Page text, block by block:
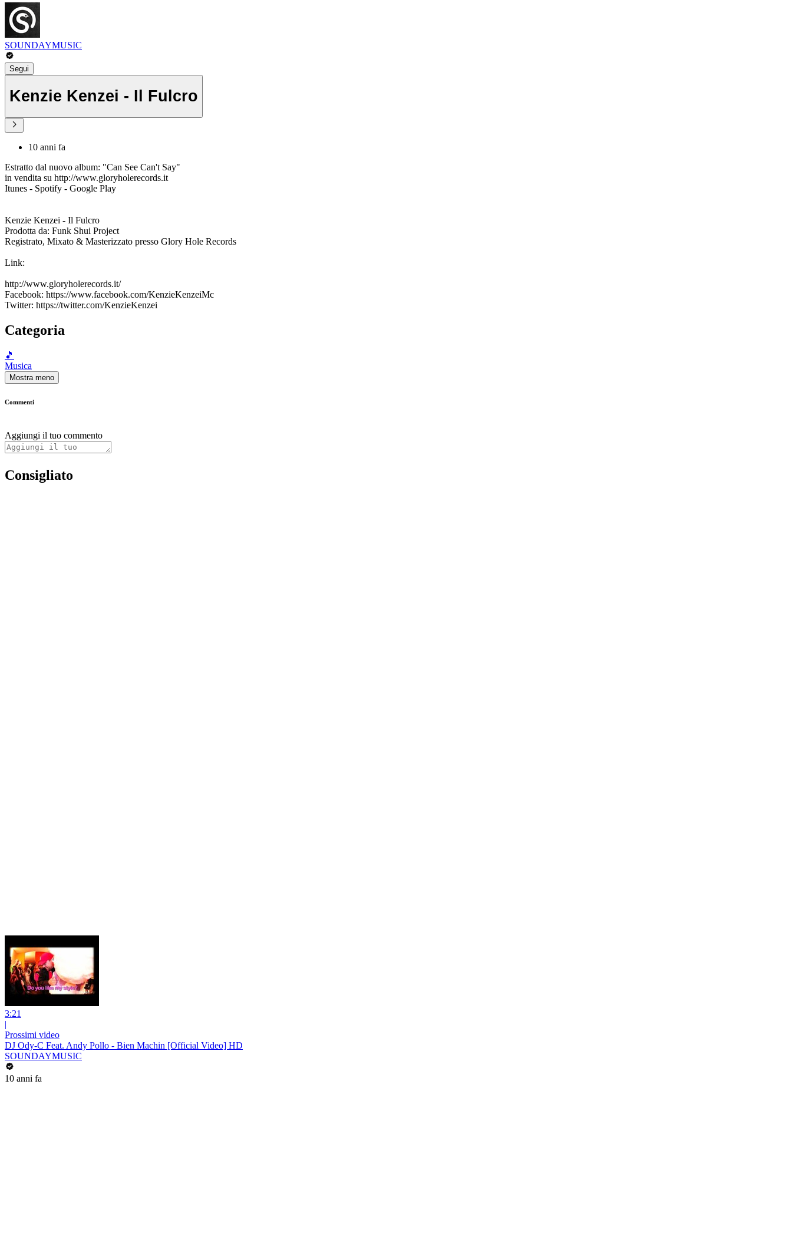
SOUNDAYMUSIC
Segui
Kenzie Kenzei - Il Fulcro
10 anni fa
Estratto dal nuovo album: "Can See Can't Say"
in vendita su http://www.gloryholerecords.it
Itunes - Spotify - Google Play
Kenzie Kenzei - Il Fulcro
Prodotta da: Funk Shui Project
Registrato, Mixato & Masterizzato presso Glory Hole Records
Link:
http://www.gloryholerecords.it/
Facebook: https://www.facebook.com/KenzieKenzeiMc
Twitter: https://twitter.com/KenzieKenzei
Categoria
🎵
Musica
Mostra meno
Commenti
Aggiungi il tuo commento
Consigliato
3:21
|
Prossimi video
DJ Ody-C Feat. Andy Pollo - Bien Machin [Official Video] HD
SOUNDAYMUSIC
10 anni fa